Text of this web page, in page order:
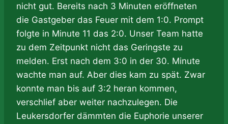
nicht gut. Bereits nach 3 Minuten eröffneten
die Gastgeber das Feuer mit dem 1:0. Prompt
folgte in Minute 11 das 2:0. Unser Team hatte
zu dem Zeitpunkt nicht das Geringste zu
melden. Erst nach dem 3:0 in der 30. Minute
wachte man auf. Aber dies kam zu spät. Zwar
konnte man bis auf 3:2 heran kommen,
verschlief aber weiter nachzulegen. Die
Leukersdorfer dämmten die Euphorie unserer